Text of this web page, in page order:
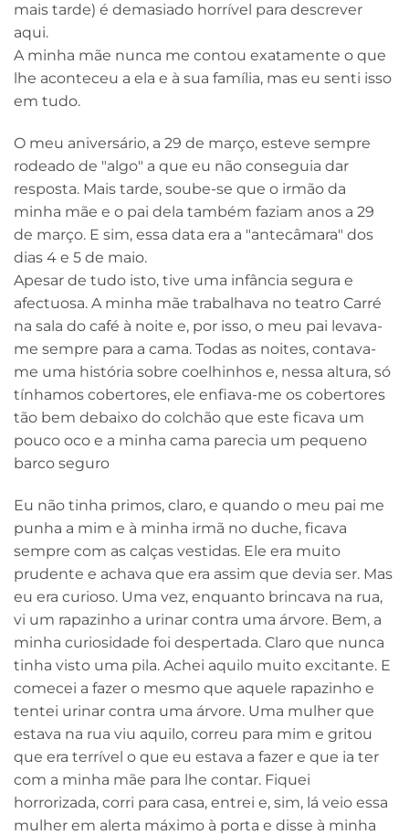
mais tarde) é demasiado horrível para descrever
aqui.
A minha mãe nunca me contou exatamente o que
lhe aconteceu a ela e à sua família, mas eu senti isso
em tudo.
O meu aniversário, a 29 de março, esteve sempre
rodeado de "algo" a que eu não conseguia dar
resposta. Mais tarde, soube-se que o irmão da
minha mãe e o pai dela também faziam anos a 29
de março. E sim, essa data era a "antecâmara" dos
dias 4 e 5 de maio.
Apesar de tudo isto, tive uma infância segura e
afectuosa. A minha mãe trabalhava no teatro Carré
na sala do café à noite e, por isso, o meu pai levava-
me sempre para a cama. Todas as noites, contava-
me uma história sobre coelhinhos e, nessa altura, só
tínhamos cobertores, ele enfiava-me os cobertores
tão bem debaixo do colchão que este ficava um
pouco oco e a minha cama parecia um pequeno
barco seguro
Eu não tinha primos, claro, e quando o meu pai me
punha a mim e à minha irmã no duche, ficava
sempre com as calças vestidas. Ele era muito
prudente e achava que era assim que devia ser. Mas
eu era curioso. Uma vez, enquanto brincava na rua,
vi um rapazinho a urinar contra uma árvore. Bem, a
minha curiosidade foi despertada. Claro que nunca
tinha visto uma pila. Achei aquilo muito excitante. E
comecei a fazer o mesmo que aquele rapazinho e
tentei urinar contra uma árvore. Uma mulher que
estava na rua viu aquilo, correu para mim e gritou
que era terrível o que eu estava a fazer e que ia ter
com a minha mãe para lhe contar. Fiquei
horrorizada, corri para casa, entrei e, sim, lá veio essa
mulher em alerta máximo à porta e disse à minha